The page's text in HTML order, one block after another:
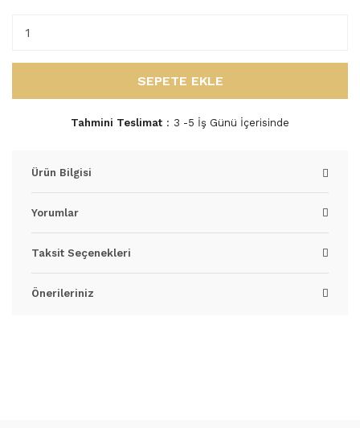
SEPETE EKLE
Tahmini Teslimat 3 -5 İş Günü İçerisinde
Ürün Bilgisi
Yorumlar
Taksit Seçenekleri
Önerileriniz